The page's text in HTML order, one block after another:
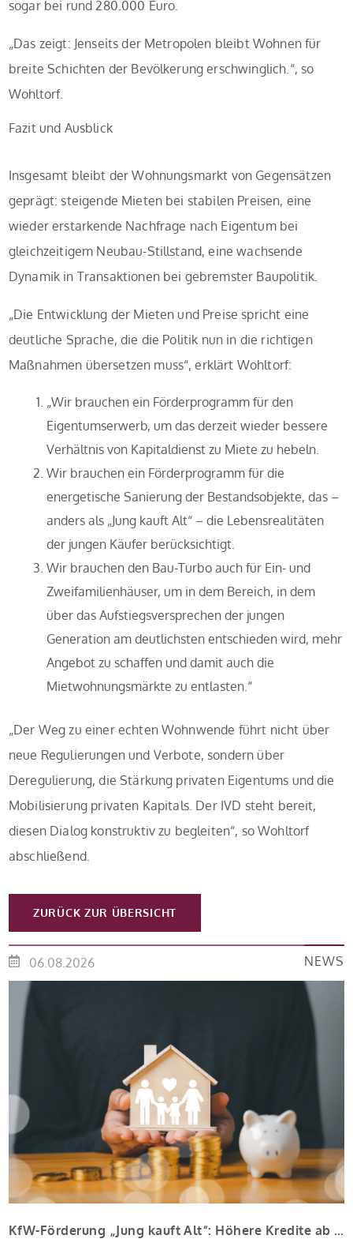
sogar bei rund 280.000 Euro.
„Das zeigt: Jenseits der Metropolen bleibt Wohnen für
breite Schichten der Bevölkerung erschwinglich.“, so
Wohltorf.
Fazit und Ausblick
Insgesamt bleibt der Wohnungsmarkt von Gegensätzen
geprägt: steigende Mieten bei stabilen Preisen, eine
wieder erstarkende Nachfrage nach Eigentum bei
gleichzeitigem Neubau-Stillstand, eine wachsende
Dynamik in Transaktionen bei gebremster Baupolitik.
„Die Entwicklung der Mieten und Preise spricht eine
deutliche Sprache, die die Politik nun in die richtigen
Maßnahmen übersetzen muss“, erklärt Wohltorf:
„Wir brauchen ein Förderprogramm für den
Eigentumserwerb, um das derzeit wieder bessere
Verhältnis von Kapitaldienst zu Miete zu hebeln.
Wir brauchen ein Förderprogramm für die
energetische Sanierung der Bestandsobjekte, das –
anders als „Jung kauft Alt“ – die Lebensrealitäten
der jungen Käufer berücksichtigt.
Wir brauchen den Bau-Turbo auch für Ein- und
Zweifamilienhäuser, um in dem Bereich, in dem
über das Aufstiegsversprechen der jungen
Generation am deutlichsten entschieden wird, mehr
Angebot zu schaffen und damit auch die
Mietwohnungsmärkte zu entlasten.“
„Der Weg zu einer echten Wohnwende führt nicht über
neue Regulierungen und Verbote, sondern über
Deregulierung, die Stärkung privaten Eigentums und die
Mobilisierung privaten Kapitals. Der IVD steht bereit,
diesen Dialog konstruktiv zu begleiten“, so Wohltorf
abschließend.
ZURÜCK ZUR ÜBERSICHT
06.08.2026 NEWS
KfW-Förderung „Jung kauft Alt“: Höhere Kredite ab August 2026